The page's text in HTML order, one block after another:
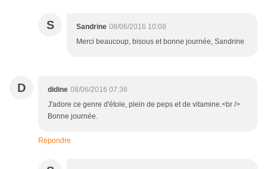
S Sandrine 08/06/2016 10:08
Merci beaucoup, bisous et bonne journée, Sandrine
D didine 08/06/2016 07:36
J'adore ce genre d'étole, plein de peps et de vitamine.<br />
Bonne journée.
Répondre